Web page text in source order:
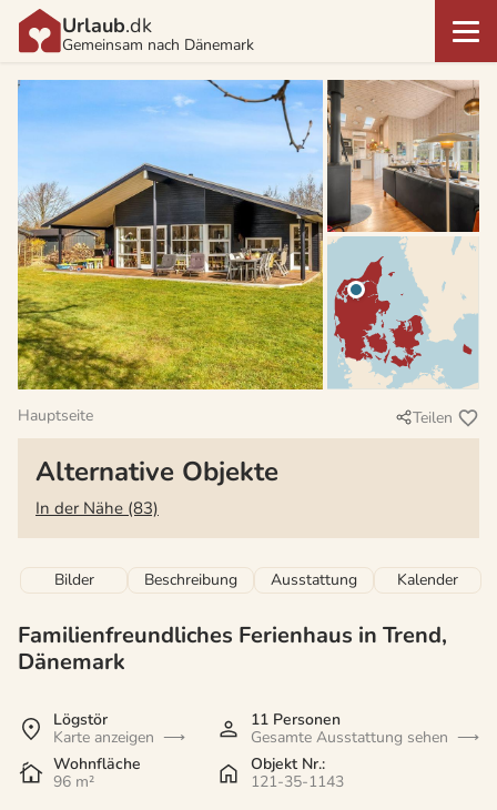
Urlaub.dk
Gemeinsam nach Dänemark
Hauptseite Teilen
Alternative Objekte
In der Nähe (83)
Bilder Beschreibung Ausstattung Kalender
Familienfreundliches Ferienhaus in Trend,
Dänemark
Lögstör
Karte anzeigen
11 Personen
Gesamte Ausstattung sehen
Wohnfläche
96 m²
Objekt Nr.:
121-35-1143